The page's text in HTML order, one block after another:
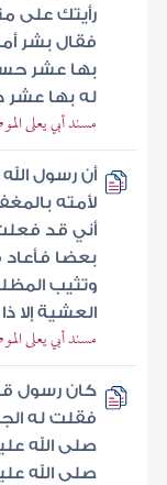
رأيتك على
فقال بشر
بها عشر
له بها عشر
مسند أبي يعلى
أن رسول
لأمته
أني قد
بعضا فأعاد
وتثيب
العشية إلا
مسند أبي يعلى
كان رسول
فقلت له
صلى الله
صلى الله